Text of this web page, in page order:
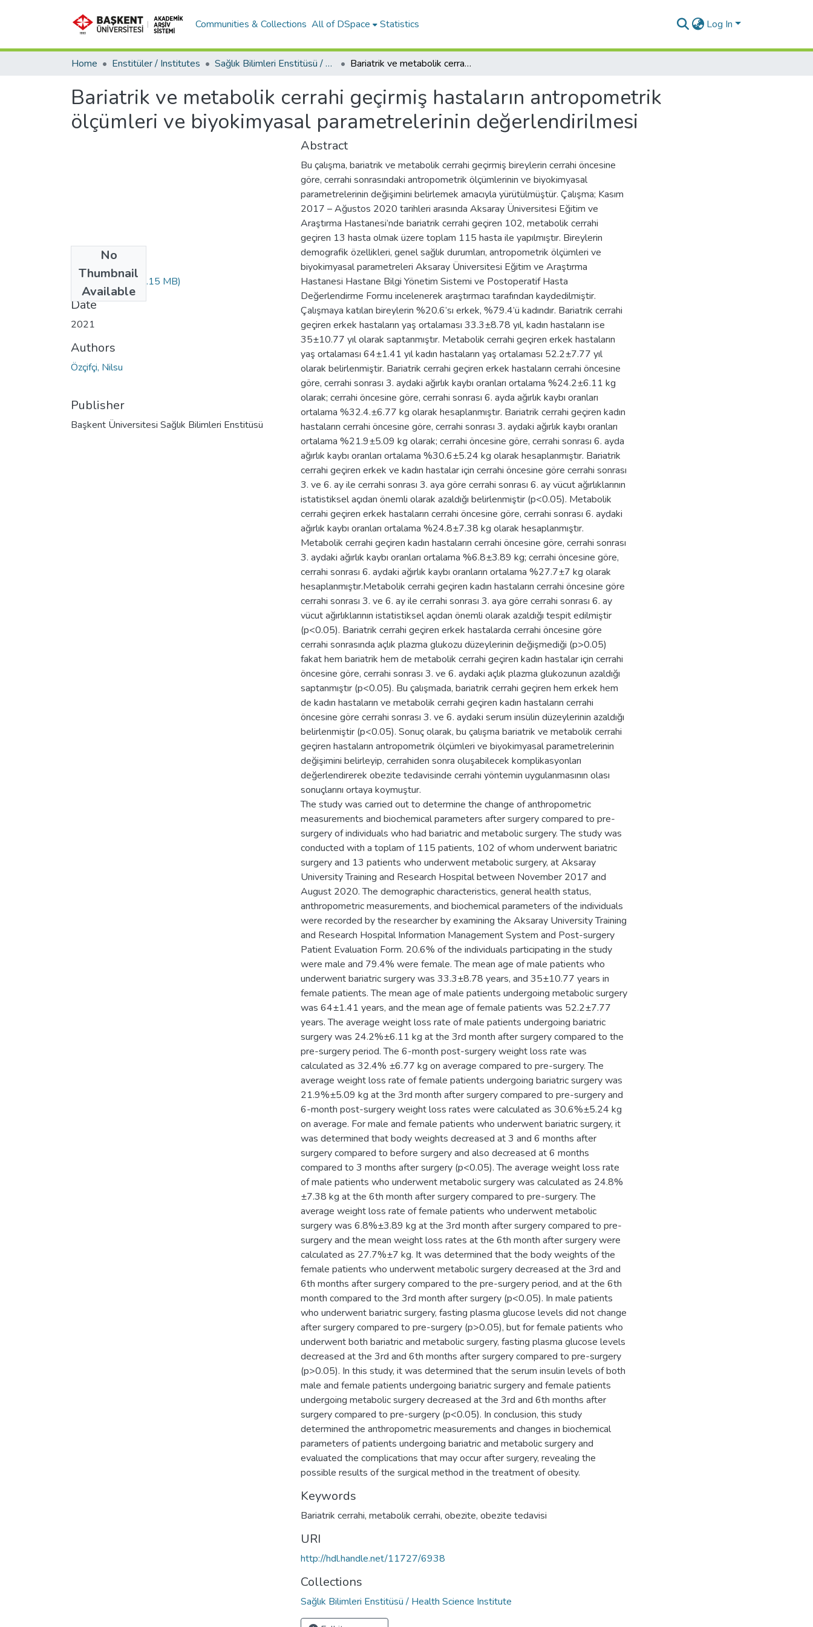
Communities & Collections All of DSpace Statistics Log In
Home Enstitüler / Institutes Sağlık Bilimleri Enstitüsü / Health Science Institute Bariatrik ve metabolik cerrahi geçirmiş hastaların antropometrik ölçümleri ve biyokimyasal parametrelerinin değerlendirilmesi
Bariatrik ve metabolik cerrahi geçirmiş hastaların antropometrik
ölçümleri ve biyokimyasal parametrelerinin değerlendirilmesi
No
Thumbnail
Available
10414915.pdf(2.15 MB)
Date
2021
Authors
Özçifçi, Nilsu
Publisher
Başkent Üniversitesi Sağlık Bilimleri Enstitüsü
Abstract
Bu çalışma, bariatrik ve metabolik cerrahi geçirmiş bireylerin cerrahi öncesine
göre, cerrahi sonrasındaki antropometrik ölçümlerinin ve biyokimyasal
parametrelerinin değişimini belirlemek amacıyla yürütülmüştür. Çalışma; Kasım
2017 – Ağustos 2020 tarihleri arasında Aksaray Üniversitesi Eğitim ve
Araştırma Hastanesi’nde bariatrik cerrahi geçiren 102, metabolik cerrahi
geçiren 13 hasta olmak üzere toplam 115 hasta ile yapılmıştır. Bireylerin
demografik özellikleri, genel sağlık durumları, antropometrik ölçümleri ve
biyokimyasal parametreleri Aksaray Üniversitesi Eğitim ve Araştırma
Hastanesi Hastane Bilgi Yönetim Sistemi ve Postoperatif Hasta
Değerlendirme Formu incelenerek araştırmacı tarafından kaydedilmiştir.
Çalışmaya katılan bireylerin %20.6’sı erkek, %79.4’ü kadındır. Bariatrik cerrahi
geçiren erkek hastaların yaş ortalaması 33.3±8.78 yıl, kadın hastaların ise
35±10.77 yıl olarak saptanmıştır. Metabolik cerrahi geçiren erkek hastaların
yaş ortalaması 64±1.41 yıl kadın hastaların yaş ortalaması 52.2±7.77 yıl
olarak belirlenmiştir. Bariatrik cerrahi geçiren erkek hastaların cerrahi öncesine
göre, cerrahi sonrası 3. aydaki ağırlık kaybı oranları ortalama %24.2±6.11 kg
olarak; cerrahi öncesine göre, cerrahi sonrası 6. ayda ağırlık kaybı oranları
ortalama %32.4.±6.77 kg olarak hesaplanmıştır. Bariatrik cerrahi geçiren kadın
hastaların cerrahi öncesine göre, cerrahi sonrası 3. aydaki ağırlık kaybı oranları
ortalama %21.9±5.09 kg olarak; cerrahi öncesine göre, cerrahi sonrası 6. ayda
ağırlık kaybı oranları ortalama %30.6±5.24 kg olarak hesaplanmıştır. Bariatrik
cerrahi geçiren erkek ve kadın hastalar için cerrahi öncesine göre cerrahi sonrası
3. ve 6. ay ile cerrahi sonrası 3. aya göre cerrahi sonrası 6. ay vücut ağırlıklarının
istatistiksel açıdan önemli olarak azaldığı belirlenmiştir (p<0.05). Metabolik
cerrahi geçiren erkek hastaların cerrahi öncesine göre, cerrahi sonrası 6. aydaki
ağırlık kaybı oranları ortalama %24.8±7.38 kg olarak hesaplanmıştır.
Metabolik cerrahi geçiren kadın hastaların cerrahi öncesine göre, cerrahi sonrası
3. aydaki ağırlık kaybı oranları ortalama %6.8±3.89 kg; cerrahi öncesine göre,
cerrahi sonrası 6. aydaki ağırlık kaybı oranların ortalama %27.7±7 kg olarak
hesaplanmıştır.Metabolik cerrahi geçiren kadın hastaların cerrahi öncesine göre
cerrahi sonrası 3. ve 6. ay ile cerrahi sonrası 3. aya göre cerrahi sonrası 6. ay
vücut ağırlıklarının istatistiksel açıdan önemli olarak azaldığı tespit edilmiştir
(p<0.05). Bariatrik cerrahi geçiren erkek hastalarda cerrahi öncesine göre
cerrahi sonrasında açlık plazma glukozu düzeylerinin değişmediği (p>0.05)
fakat hem bariatrik hem de metabolik cerrahi geçiren kadın hastalar için cerrahi
öncesine göre, cerrahi sonrası 3. ve 6. aydaki açlık plazma glukozunun azaldığı
saptanmıştır (p<0.05). Bu çalışmada, bariatrik cerrahi geçiren hem erkek hem
de kadın hastaların ve metabolik cerrahi geçiren kadın hastaların cerrahi
öncesine göre cerrahi sonrası 3. ve 6. aydaki serum insülin düzeylerinin azaldığı
belirlenmiştir (p<0.05). Sonuç olarak, bu çalışma bariatrik ve metabolik cerrahi
geçiren hastaların antropometrik ölçümleri ve biyokimyasal parametrelerinin
değişimini belirleyip, cerrahiden sonra oluşabilecek komplikasyonları
değerlendirerek obezite tedavisinde cerrahi yöntemin uygulanmasının olası
sonuçlarını ortaya koymuştur.
The study was carried out to determine the change of anthropometric
measurements and biochemical parameters after surgery compared to pre-
surgery of individuals who had bariatric and metabolic surgery. The study was
conducted with a toplam of 115 patients, 102 of whom underwent bariatric
surgery and 13 patients who underwent metabolic surgery, at Aksaray
University Training and Research Hospital between November 2017 and
August 2020. The demographic characteristics, general health status,
anthropometric measurements, and biochemical parameters of the individuals
were recorded by the researcher by examining the Aksaray University Training
and Research Hospital Information Management System and Post-surgery
Patient Evaluation Form. 20.6% of the individuals participating in the study
were male and 79.4% were female. The mean age of male patients who
underwent bariatric surgery was 33.3±8.78 years, and 35±10.77 years in
female patients. The mean age of male patients undergoing metabolic surgery
was 64±1.41 years, and the mean age of female patients was 52.2±7.77
years. The average weight loss rate of male patients undergoing bariatric
surgery was 24.2%±6.11 kg at the 3rd month after surgery compared to the
pre-surgery period. The 6-month post-surgery weight loss rate was
calculated as 32.4% ±6.77 kg on average compared to pre-surgery. The
average weight loss rate of female patients undergoing bariatric surgery was
21.9%±5.09 kg at the 3rd month after surgery compared to pre-surgery and
6-month post-surgery weight loss rates were calculated as 30.6%±5.24 kg
on average. For male and female patients who underwent bariatric surgery, it
was determined that body weights decreased at 3 and 6 months after
surgery compared to before surgery and also decreased at 6 months
compared to 3 months after surgery (p<0.05). The average weight loss rate
of male patients who underwent metabolic surgery was calculated as 24.8%
±7.38 kg at the 6th month after surgery compared to pre-surgery. The
average weight loss rate of female patients who underwent metabolic
surgery was 6.8%±3.89 kg at the 3rd month after surgery compared to pre-
surgery and the mean weight loss rates at the 6th month after surgery were
calculated as 27.7%±7 kg. It was determined that the body weights of the
female patients who underwent metabolic surgery decreased at the 3rd and
6th months after surgery compared to the pre-surgery period, and at the 6th
month compared to the 3rd month after surgery (p<0.05). In male patients
who underwent bariatric surgery, fasting plasma glucose levels did not change
after surgery compared to pre-surgery (p>0.05), but for female patients who
underwent both bariatric and metabolic surgery, fasting plasma glucose levels
decreased at the 3rd and 6th months after surgery compared to pre-surgery
(p>0.05). In this study, it was determined that the serum insulin levels of both
male and female patients undergoing bariatric surgery and female patients
undergoing metabolic surgery decreased at the 3rd and 6th months after
surgery compared to pre-surgery (p<0.05). In conclusion, this study
determined the anthropometric measurements and changes in biochemical
parameters of patients undergoing bariatric and metabolic surgery and
evaluated the complications that may occur after surgery, revealing the
possible results of the surgical method in the treatment of obesity.
Keywords
Bariatrik cerrahi, metabolik cerrahi, obezite, obezite tedavisi
URI
http://hdl.handle.net/11727/6938
Collections
Sağlık Bilimleri Enstitüsü / Health Science Institute